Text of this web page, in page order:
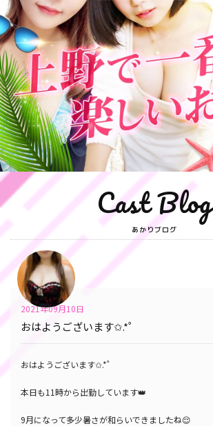
Cast Blog
あかりブログ
おはようございます✩.*˚
2021年09月10日
おはようございます✩.*˚
本日も11時から出勤しています👑
9月になって多少暑さが和らいできましたね😌